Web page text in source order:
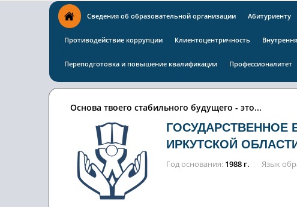
Сведения об образовательной организации Абитуриенту
Противодействие коррупции Клиентоцентричность
Переподготовка и повышение квалификации Профессионалитет
Основа твоего стабильного будущего - это...
ИРКУТСКОЙ
Год основания 1988 г. Язык